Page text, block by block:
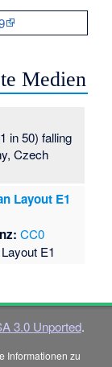
Medien
in 50) falling
Czech
Layout E1
CC0
E1
3.0 Unported.
Informationen zu